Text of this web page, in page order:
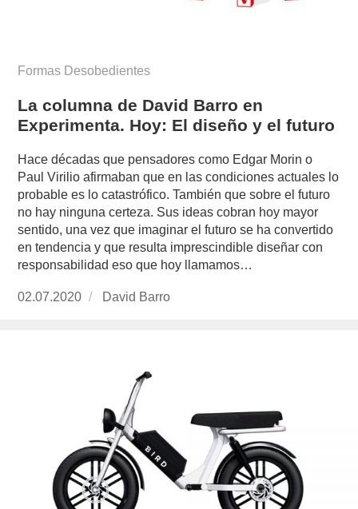
Formas Desobedientes
La columna de David Barro en
Experimenta. Hoy: El diseño y el futuro
Hace décadas que pensadores como Edgar Morin o
Paul Virilio afirmaban que en las condiciones actuales lo
probable es lo catastrófico. También que sobre el futuro
no hay ninguna certeza. Sus ideas cobran hoy mayor
sentido, una vez que imaginar el futuro se ha convertido
en tendencia y que resulta imprescindible diseñar con
responsabilidad eso que hoy llamamos…
Publicado
02.07.2020
https://www.experimenta.es/author/david-
David Barro